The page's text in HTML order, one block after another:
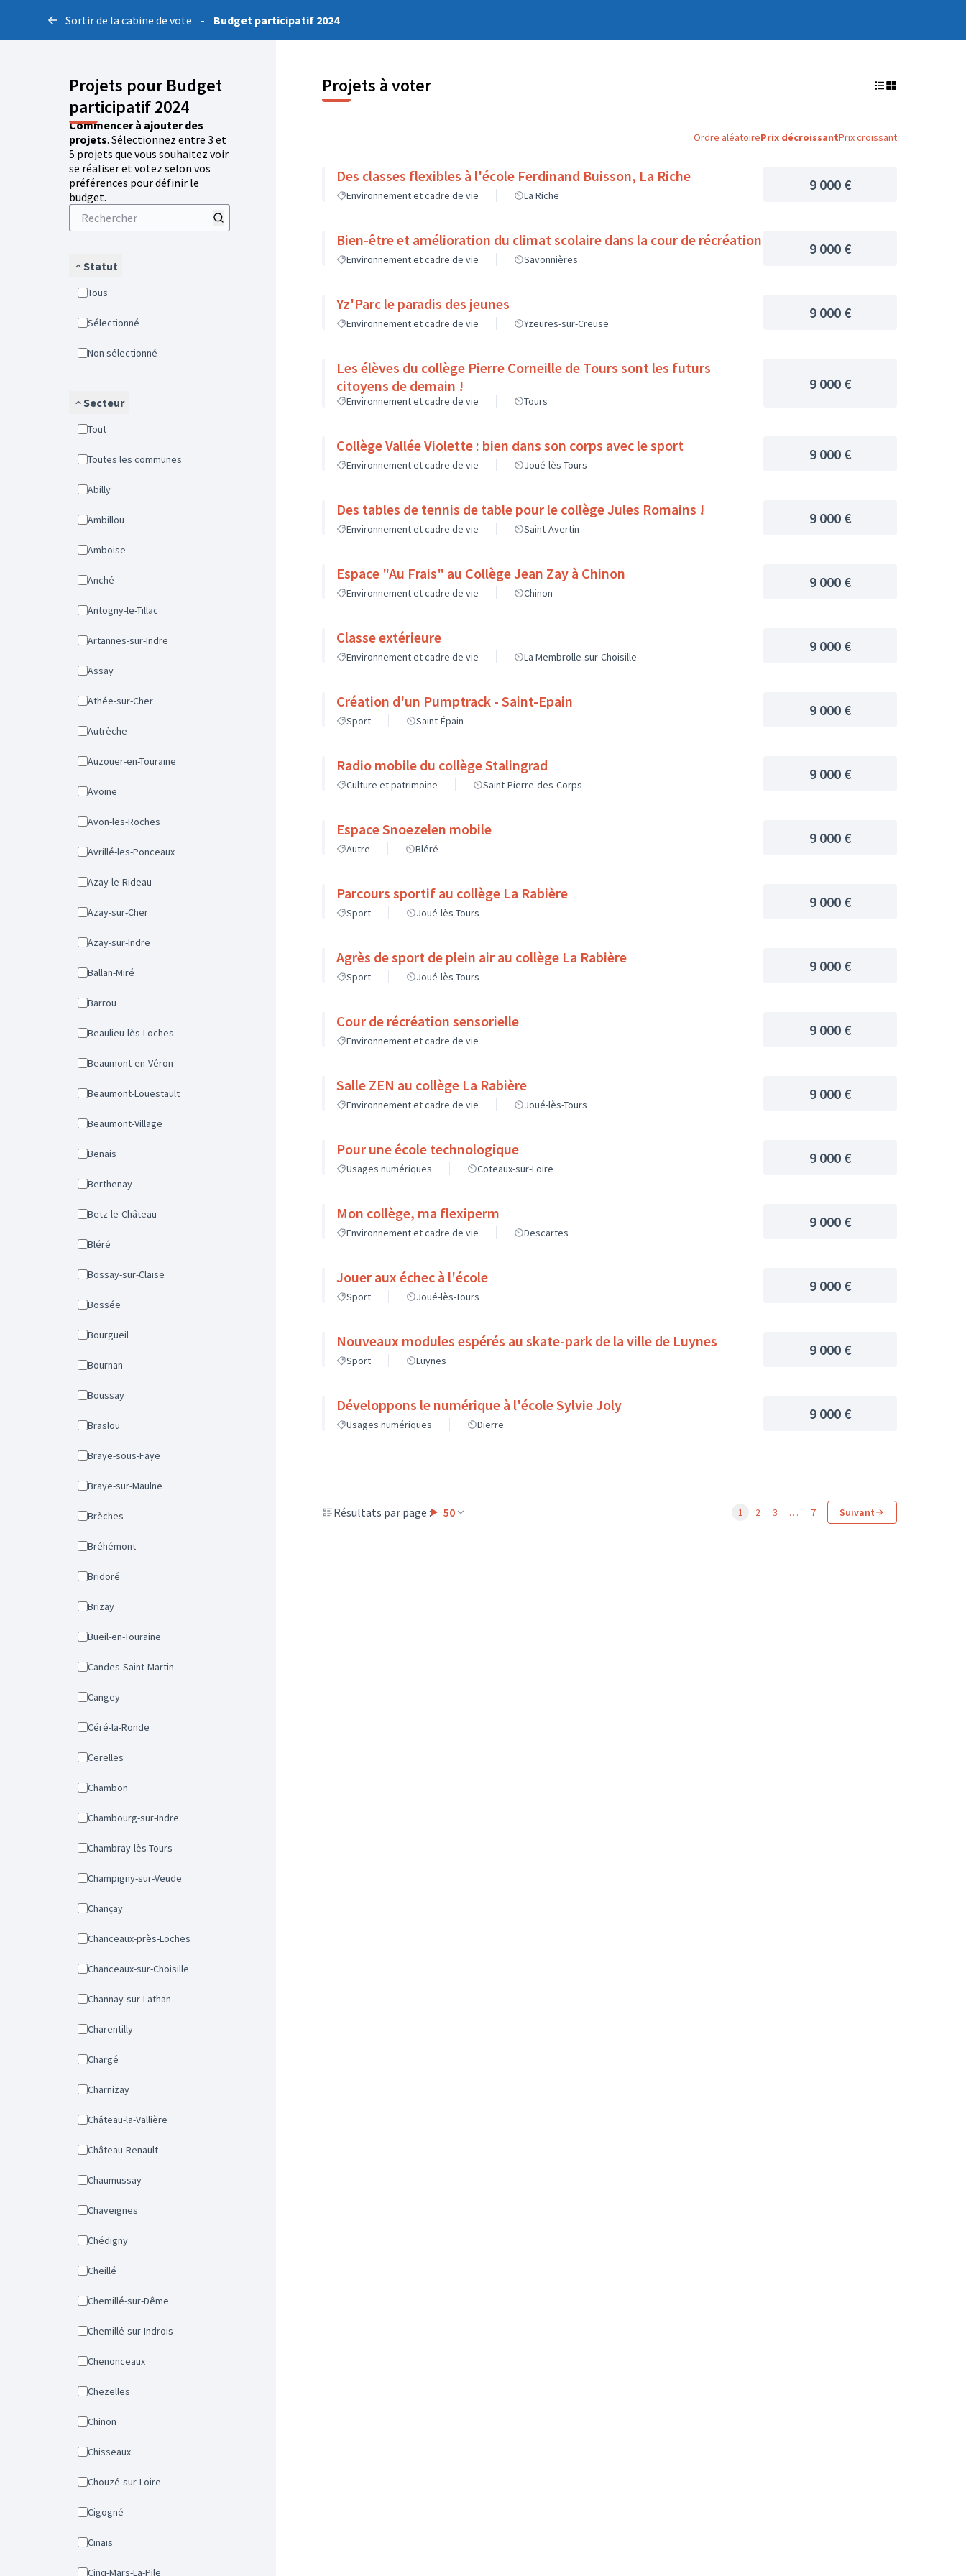
Sortir de la cabine de vote - Budget participatif 2024
Projets pour Budget
participatif 2024
Commencer à ajouter des
projets. Sélectionnez entre 3 et
5 projets que vous souhaitez voir
se réaliser et votez selon vos
préférences pour définir le
budget.
Statut
Tous
Sélectionné
Non sélectionné
Secteur
Tout
Toutes les communes
Abilly
Ambillou
Amboise
Anché
Antogny-le-Tillac
Artannes-sur-Indre
Assay
Athée-sur-Cher
Autrèche
Auzouer-en-Touraine
Avoine
Avon-les-Roches
Avrillé-les-Ponceaux
Azay-le-Rideau
Azay-sur-Cher
Azay-sur-Indre
Ballan-Miré
Barrou
Beaulieu-lès-Loches
Beaumont-en-Véron
Beaumont-Louestault
Beaumont-Village
Benais
Berthenay
Betz-le-Château
Bléré
Bossay-sur-Claise
Bossée
Bourgueil
Bournan
Boussay
Braslou
Braye-sous-Faye
Braye-sur-Maulne
Brèches
Bréhémont
Bridoré
Brizay
Bueil-en-Touraine
Candes-Saint-Martin
Cangey
Céré-la-Ronde
Cerelles
Chambon
Chambourg-sur-Indre
Chambray-lès-Tours
Champigny-sur-Veude
Chançay
Chanceaux-près-Loches
Chanceaux-sur-Choisille
Channay-sur-Lathan
Charentilly
Chargé
Charnizay
Château-la-Vallière
Château-Renault
Chaumussay
Chaveignes
Chédigny
Cheillé
Chemillé-sur-Dême
Chemillé-sur-Indrois
Chenonceaux
Chezelles
Chinon
Chisseaux
Chouzé-sur-Loire
Cigogné
Cinais
Cinq-Mars-La-Pile
Projets à voter
Ordre aléatoirePrix décroissantPrix croissant
Des classes flexibles à l'école Ferdinand Buisson, La Riche
Environnement et cadre de vie La Riche
9 000 €
Bien-être et amélioration du climat scolaire dans la cour de récréation
Environnement et cadre de vie Savonnières
9 000 €
Yz'Parc le paradis des jeunes
Environnement et cadre de vie Yzeures-sur-Creuse
9 000 €
Les élèves du collège Pierre Corneille de Tours sont les futurs
citoyens de demain !
Environnement et cadre de vie Tours
9 000 €
Collège Vallée Violette : bien dans son corps avec le sport
Environnement et cadre de vie Joué-lès-Tours
9 000 €
Des tables de tennis de table pour le collège Jules Romains !
Environnement et cadre de vie Saint-Avertin
9 000 €
Espace "Au Frais" au Collège Jean Zay à Chinon
Environnement et cadre de vie Chinon
9 000 €
Classe extérieure
Environnement et cadre de vie La Membrolle-sur-Choisille
9 000 €
Création d'un Pumptrack - Saint-Epain
Sport Saint-Épain
9 000 €
Radio mobile du collège Stalingrad
Culture et patrimoine Saint-Pierre-des-Corps
9 000 €
Espace Snoezelen mobile
Autre Bléré
9 000 €
Parcours sportif au collège La Rabière
Sport Joué-lès-Tours
9 000 €
Agrès de sport de plein air au collège La Rabière
Sport Joué-lès-Tours
9 000 €
Cour de récréation sensorielle
Environnement et cadre de vie
9 000 €
Salle ZEN au collège La Rabière
Environnement et cadre de vie Joué-lès-Tours
9 000 €
Pour une école technologique
Usages numériques Coteaux-sur-Loire
9 000 €
Mon collège, ma flexiperm
Environnement et cadre de vie Descartes
9 000 €
Jouer aux échec à l'école
Sport Joué-lès-Tours
9 000 €
Nouveaux modules espérés au skate-park de la ville de Luynes
Sport Luynes
9 000 €
Développons le numérique à l'école Sylvie Joly
Usages numériques Dierre
9 000 €
Résultats par page : 50 1 2 3 … 7 Suivant